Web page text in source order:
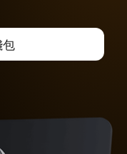
包